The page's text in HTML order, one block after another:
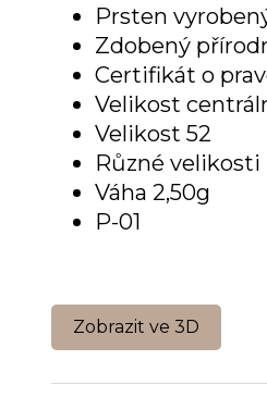
Prsten
Zdobený
Certifikát o
Velikost
Velikost 52
Různé
Váha 2,50g
P-01
Zobrazit ve 3D